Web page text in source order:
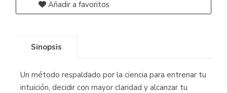
Añadir a favoritos
Sinopsis
Un método respaldado por la ciencia para entrenar tu
intuición, decidir con mayor claridad y alcanzar tu